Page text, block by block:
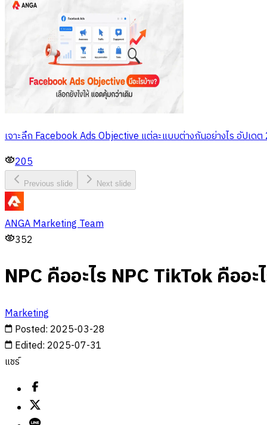
เจาะลึก Facebook Ads Objective แต่ละแบบต่างกันอย่างไร อัปเด
205
Previous slide Next slide
ANGA Marketing Team
352
NPC คืออะไร NPC TikTok คือ
Marketing
Posted: 2025-03-28
Edited: 2025-07-31
แชร์